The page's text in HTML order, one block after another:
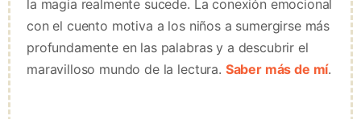
la magia realmente sucede. La conexión emocional
con el cuento motiva a los niños a sumergirse más
profundamente en las palabras y a descubrir el
maravilloso mundo de la lectura. Saber más de mí.